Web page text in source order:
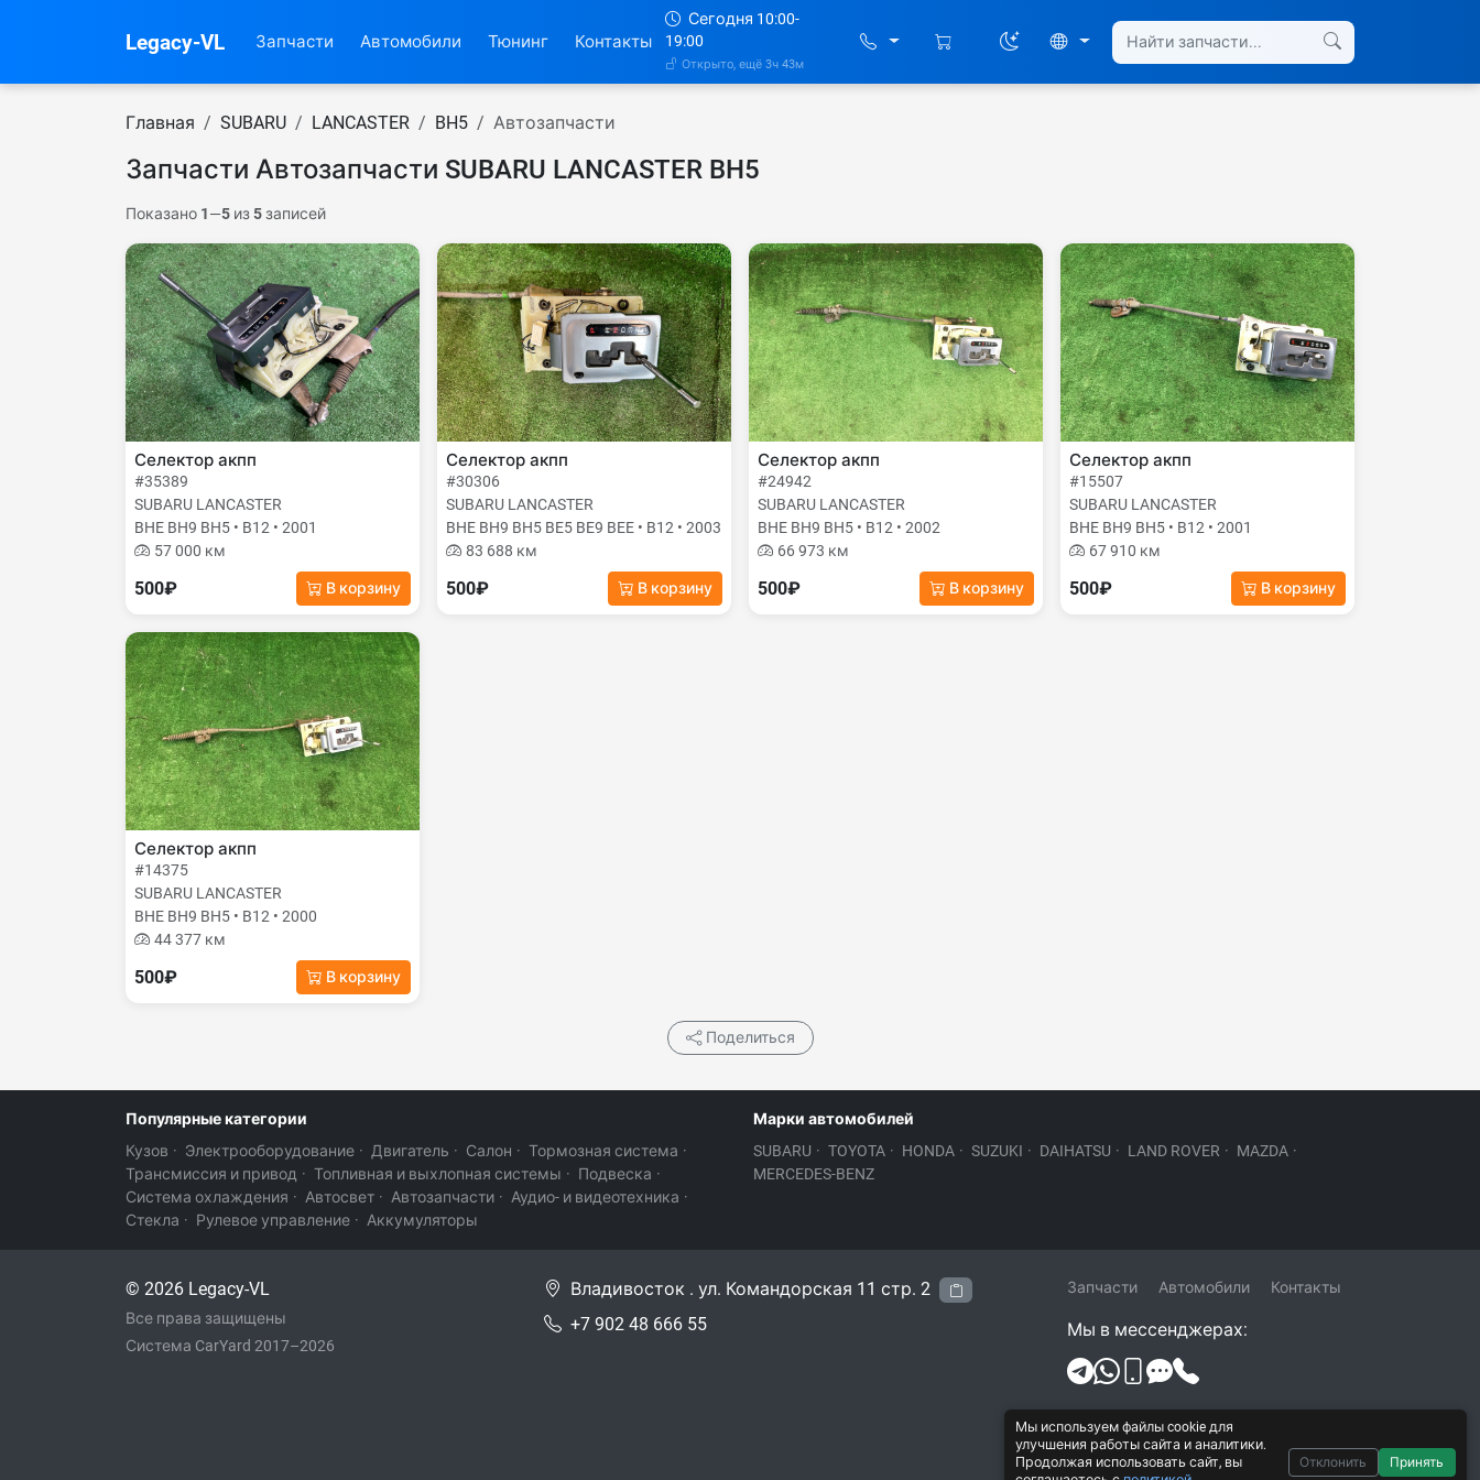
Legacy-VL Запчасти Автомобили Тюнинг Контакты
Сегодня 10:00-
19:00
Открыто, ещё 3ч 43м
Главная SUBARU LANCASTER BH5 Автозапчасти
Запчасти Автозапчасти SUBARU LANCASTER BH5
Показано 1—5 из5записей
Селектор акпп
#35389
SUBARU LANCASTER
BHE BH9 BH5 • B12 • 2001
57 000 км
500₽ В корзину
Селектор акпп
#30306
SUBARU LANCASTER
BHE BH9 BH5 BE5 BE9 BEE • B12 • 2003
83 688 км
500₽ В корзину
Селектор акпп
#24942
SUBARU LANCASTER
BHE BH9 BH5 • B12 • 2002
66 973 км
500₽ В корзину
Селектор акпп
#15507
SUBARU LANCASTER
BHE BH9 BH5 • B12 • 2001
67 910 км
500₽ В корзину
Селектор акпп
#14375
SUBARU LANCASTER
BHE BH9 BH5 • B12 • 2000
44 377 км
500₽ В корзину
Поделиться
Популярные категории
Кузов · Электрооборудование · Двигатель · Салон · Тормозная система ·
Трансмиссия и привод · Топливная и выхлопная системы · Подвеска ·
Система охлаждения · Автосвет · Автозапчасти · Аудио- и видеотехника ·
Стекла · Рулевое управление · Аккумуляторы
Марки автомобилей
SUBARU · TOYOTA · HONDA · SUZUKI · DAIHATSU · LAND ROVER · MAZDA ·
MERCEDES-BENZ
© 2026 Legacy-VL
Все права защищены
Система CarYard 2017–2026
Владивосток . ул. Командорская 11 стр. 2
+7 902 48 666 55
Запчасти Автомобили Контакты
Мы в мессенджерах:
Политика конфиденциальности и
обработки персональных данных
Согласие на обработку персональных
Мы используем файлы cookie для
улучшения работы сайта и аналитики.
Продолжая использовать сайт, вы
Отклонить Принять